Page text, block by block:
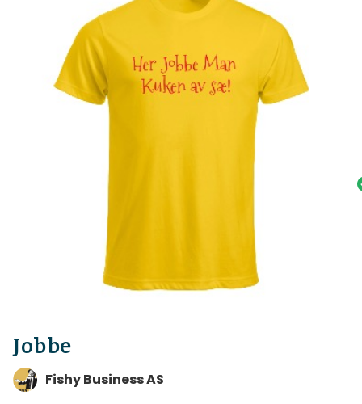
Jobbe
Fishy Business AS